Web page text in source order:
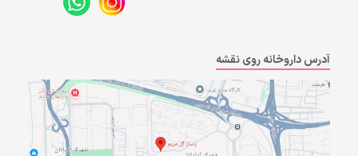
آدرس داروخانه روی نقشه